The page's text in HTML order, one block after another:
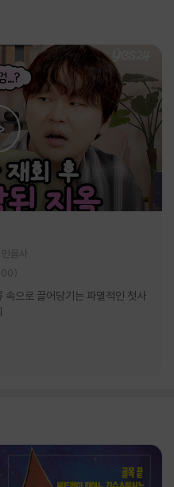
민음사
)
속으로 끌어당기는 파멸적인 첫사